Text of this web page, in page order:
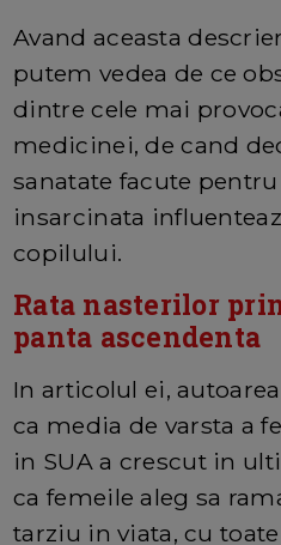
Avand aceasta
putem vedea de ce
dintre cele mai
medicinei, de cand
sanatate facute
insarcinata
copilului.
Rata nasterilor
panta ascendenta
In articolul ei,
ca media de varsta a
in SUA a crescut in
ca femeile aleg sa
tarziu in viata, cu